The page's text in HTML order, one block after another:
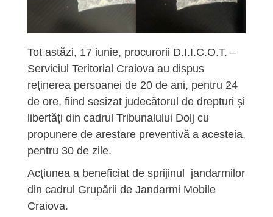
Tot astăzi, 17 iunie, procurorii D.I.I.C.O.T. –
Serviciul Teritorial Craiova au dispus
reținerea persoanei de 20 de ani, pentru 24
de ore, fiind sesizat judecătorul de drepturi și
libertăți din cadrul Tribunalului Dolj cu
propunere de arestare preventivă a acesteia,
pentru 30 de zile.
Acțiunea a beneficiat de sprijinul jandarmilor
din cadrul Grupării de Jandarmi Mobile
Craiova.